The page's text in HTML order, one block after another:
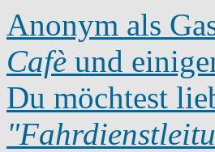
Anonym als
Cafè und
Du möchtest